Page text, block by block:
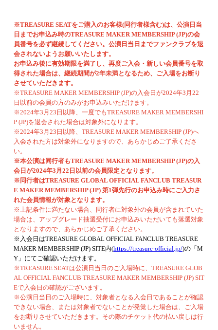
※TREASURE SEATをご購入のお客様(同行者様含む)は、公演日当
日までお申込み時のTREASURE MAKER MEMBERSHIP (JP)の会
員番号を必ず継続してください。公演日当日までファンクラブを退
会されないようお願いいたします。
お申込み後に有効期限を満了し、再度ご入会・新しい会員番号を取
得された場合は、継続期間が2年未満となるため、ご入場をお断り
させていただきます。
※TREASURE MAKER MEMBERSHIP (JP)の入会日が2024年3月22
日以前の会員の方のみがお申込みいただけます。
※2024年3月23日以降、一度でもTREASURE MAKER MEMBERSHI
P (JP)を退会された場合は対象外になります。
※2024年3月23日以降、TREASURE MAKER MEMBERSHIP (JP)へ
入会された方は対象外になりますので、あらかじめご了承くださ
い。
※本公演は同行者もTREASURE MAKER MEMBERSHIP (JP)の入
会日が2024年3月22日以前の会員限定となります。
※同行者はTREASURE GLOBAL OFFICIAL FANCLUB TREASUR
E MAKER MEMBERSHIP (JP) 第1弾先行のお申込み時にご入力さ
れた会員情報が対象となります。
※上記条件に満たない場合、同行者に対象外の会員が含まれていた
場合は、アップグレード抽選受付にお申込みいただいても落選対象
となりますので、あらかじめご了承ください。
※入会日はTREASURE GLOBAL OFFICIAL FANCLUB TREASURE
MAKER MEMBERSHIP (JP) SITE内(https://treasure-official.jp/)の「M
Y」にてご確認いただけます。
※TREASURE SEATは公演日当日のご入場時に、TREASURE GLOB
AL OFFICIAL FANCLUB TREASURE MAKER MEMBERSHIP (JP) SIT
Eで入会日の確認がございます。
※公演日当日のご入場時に、対象者となる入会日であることが確認
できない場合、または対象者でないことが発覚した場合は、ご入場
をお断りさせていただきます。その際のチケット代の払い戻しは行
いません。